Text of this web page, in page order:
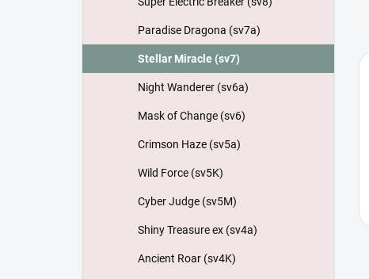
Paradise Dragona (sv7a)
Stellar Miracle (sv7)
Night Wanderer (sv6a)
Mask of Change (sv6)
Crimson Haze (sv5a)
Wild Force (sv5K)
Cyber Judge (sv5M)
Shiny Treasure ex (sv4a)
Ancient Roar (sv4K)